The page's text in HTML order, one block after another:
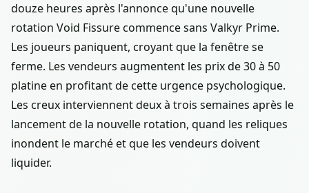
douze heures après l'annonce qu'une nouvelle
rotation Void Fissure commence sans Valkyr Prime.
Les joueurs paniquent, croyant que la fenêtre se
ferme. Les vendeurs augmentent les prix de 30 à 50
platine en profitant de cette urgence psychologique.
Les creux interviennent deux à trois semaines après le
lancement de la nouvelle rotation, quand les reliques
inondent le marché et que les vendeurs doivent
liquider.